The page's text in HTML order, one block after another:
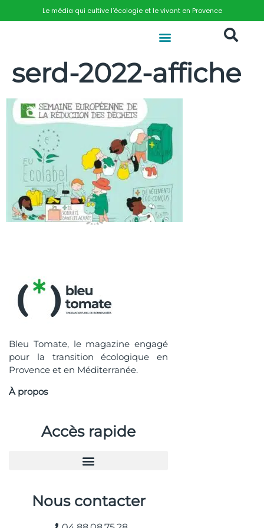
Le média qui cultive l’écologie et le vivant en Provence
serd-2022-affiche
Bleu Tomate, le magazine engagé
pour la transition écologique en
Provence et en Méditerranée.
À propos
Accès rapide
Nous contacter